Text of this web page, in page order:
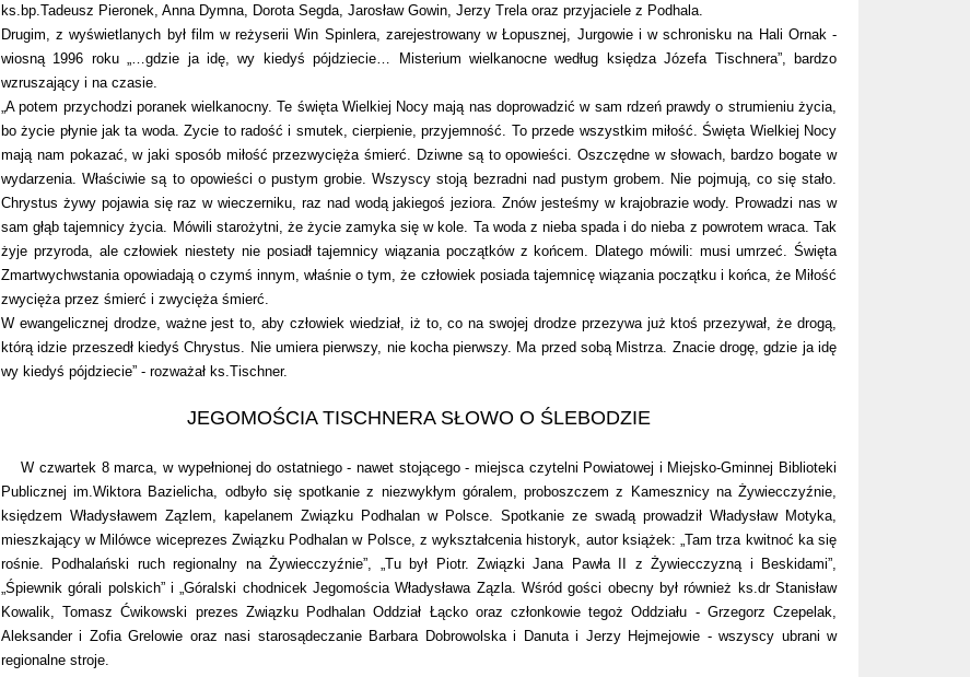
ks.bp.Tadeusz Pieronek, Anna Dymna, Dorota Segda, Jarosław Gowin, Jerzy Trela oraz przyjaciele z Podhala.
Drugim, z wyświetlanych był film w reżyserii Win Spinlera, zarejestrowany w Łopusznej, Jurgowie i w schronisku na Hali Ornak -
wiosną 1996 roku „…gdzie ja idę, wy kiedyś pójdziecie… Misterium wielkanocne według księdza Józefa Tischnera”, bardzo
wzruszający i na czasie.
„A potem przychodzi poranek wielkanocny. Te święta Wielkiej Nocy mają nas doprowadzić w sam rdzeń prawdy o strumieniu życia,
bo życie płynie jak ta woda. Zycie to radość i smutek, cierpienie, przyjemność. To przede wszystkim miłość. Święta Wielkiej Nocy
mają nam pokazać, w jaki sposób miłość przezwycięża śmierć. Dziwne są to opowieści. Oszczędne w słowach, bardzo bogate w
wydarzenia. Właściwie są to opowieści o pustym grobie. Wszyscy stoją bezradni nad pustym grobem. Nie pojmują, co się stało.
Chrystus żywy pojawia się raz w wieczerniku, raz nad wodą jakiegoś jeziora. Znów jesteśmy w krajobrazie wody. Prowadzi nas w
sam głąb tajemnicy życia. Mówili starożytni, że życie zamyka się w kole. Ta woda z nieba spada i do nieba z powrotem wraca. Tak
żyje przyroda, ale człowiek niestety nie posiadł tajemnicy wiązania początków z końcem. Dlatego mówili: musi umrzeć. Święta
Zmartwychwstania opowiadają o czymś innym, właśnie o tym, że człowiek posiada tajemnicę wiązania początku i końca, że Miłość
zwycięża przez śmierć i zwycięża śmierć.
W ewangelicznej drodze, ważne jest to, aby człowiek wiedział, iż to, co na swojej drodze przezywa już ktoś przezywał, że drogą,
którą idzie przeszedł kiedyś Chrystus. Nie umiera pierwszy, nie kocha pierwszy. Ma przed sobą Mistrza. Znacie drogę, gdzie ja idę
wy kiedyś pójdziecie” - rozważał ks.Tischner.
JEGOMOŚCIA TISCHNERA SŁOWO O ŚLEBODZIE
W czwartek 8 marca, w wypełnionej do ostatniego - nawet stojącego - miejsca czytelni Powiatowej i Miejsko-Gminnej Biblioteki
Publicznej im.Wiktora Bazielicha, odbyło się spotkanie z niezwykłym góralem, proboszczem z Kamesznicy na Żywiecczyźnie,
księdzem Władysławem Zązlem, kapelanem Związku Podhalan w Polsce. Spotkanie ze swadą prowadził Władysław Motyka,
mieszkający w Milówce wiceprezes Związku Podhalan w Polsce, z wykształcenia historyk, autor książek: „Tam trza kwitnoć ka się
rośnie. Podhalański ruch regionalny na Żywiecczyźnie”, „Tu był Piotr. Związki Jana Pawła II z Żywiecczyzną i Beskidami”,
„Śpiewnik górali polskich” i „Góralski chodnicek Jegomościa Władysława Zązla. Wśród gości obecny był również ks.dr Stanisław
Kowalik, Tomasz Ćwikowski prezes Związku Podhalan Oddział Łącko oraz członkowie tegoż Oddziału - Grzegorz Czepelak,
Aleksander i Zofia Grelowie oraz nasi starosądeczanie Barbara Dobrowolska i Danuta i Jerzy Hejmejowie - wszyscy ubrani w
regionalne stroje.